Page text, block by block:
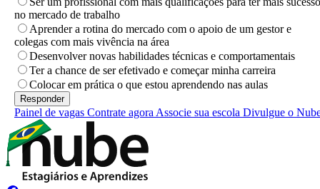
no mercado de trabalho
Aprender a rotina do mercado com o apoio de um gestor e
colegas com mais vivência na área
Desenvolver novas habilidades técnicas e comportamentais
Ter a chance de ser efetivado e começar minha carreira
Colocar em prática o que estou aprendendo nas aulas
Painel de vagas Contrate agora Associe sua escola Divulgue o